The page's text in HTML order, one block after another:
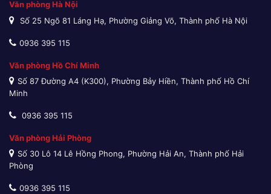
Văn phòng Hà Nội
Số 25 Ngõ 81 Láng Hạ, Phường Giảng Võ, Thành phố Hà Nội
0936 395 115
Văn phòng Hồ Chí Minh
Số 87 Đường A4 (K300), Phường Bảy Hiền, Thành phố Hồ Chí
Minh
0936 395 115
Văn phòng Hải Phòng
Số 30 Lô 14 Lê Hồng Phong, Phường Hải An, Thành phố Hải
Phòng
0936 395 115